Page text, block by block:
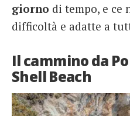
giorno di tempo, e ce
difficoltà e adatte a
Il cammino da
Shell Beach